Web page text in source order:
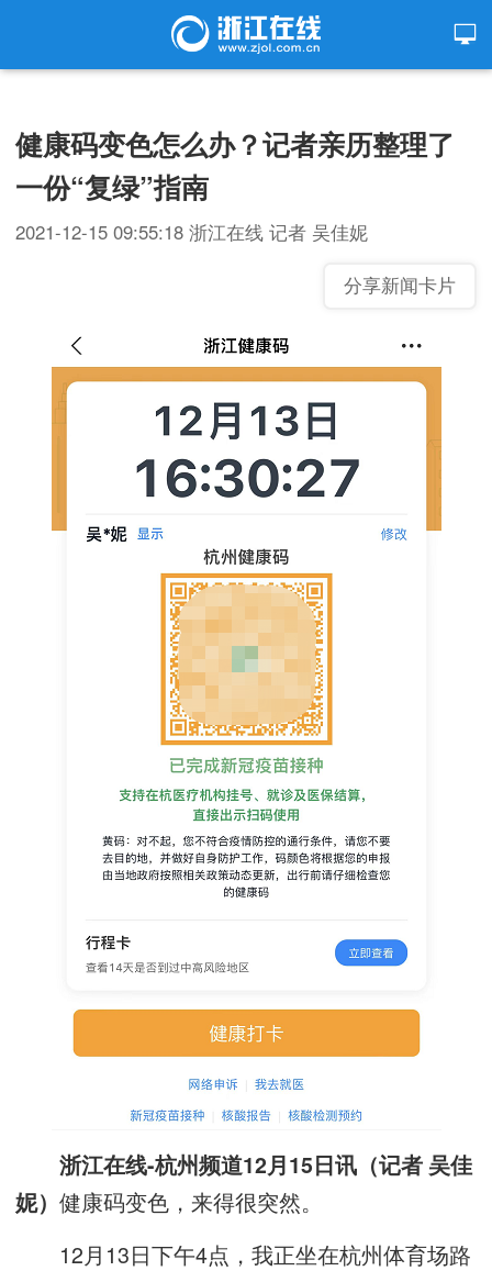
健康码变色怎么办？记者亲历整理了
一份“复绿”指南
2021-12-15 09:55:18 浙江在线 记者 吴佳妮
分享新闻卡片
浙江在线-杭州频道12月15日讯（记者 吴佳
妮） 健康码变色，来得很突然。
12月13日下午4点，我正坐在杭州体育场路